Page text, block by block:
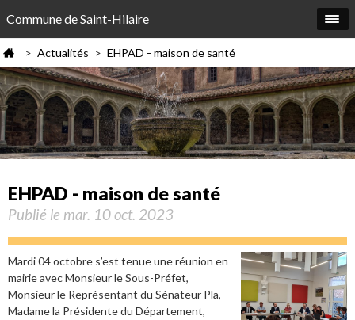
Commune de Saint-Hilaire
> Actualités > EHPAD - maison de santé
EHPAD - maison de santé
Publié le mar. 10 oct. 2023
Mardi 04 octobre s’est tenue une réunion en
mairie avec Monsieur le Sous-Préfet,
Monsieur le Représentant du Sénateur Pla,
Madame la Présidente du Département,